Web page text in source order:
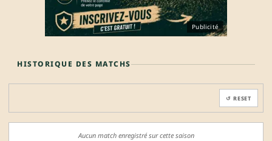
Publicité
HISTORIQUE DES MATCHS
↺ RESET
Aucun match enregistré sur cette saison